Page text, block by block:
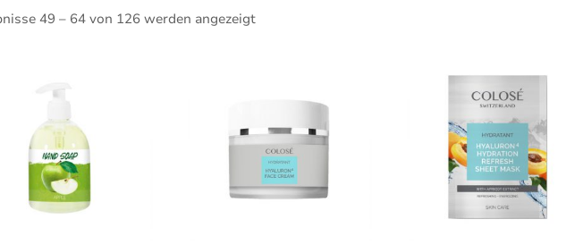
49 – 64 von 126 werden angezeigt